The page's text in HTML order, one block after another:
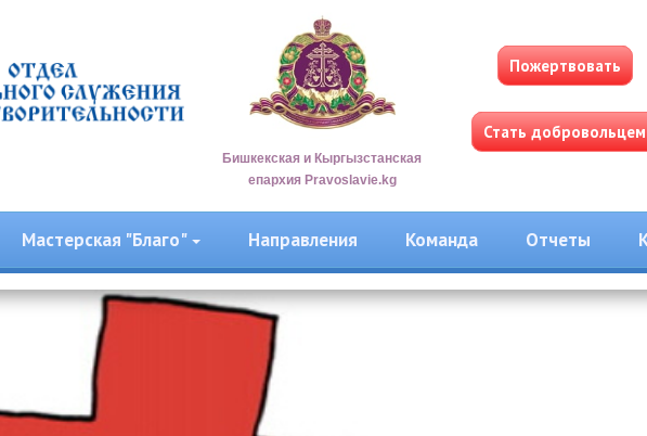
Бишкекская и Кыргызстанская
епархия Pravoslavie.kg
Пожертвовать
Стать добровольцем
Мастерская "Благо" Направления Команда Отчеты